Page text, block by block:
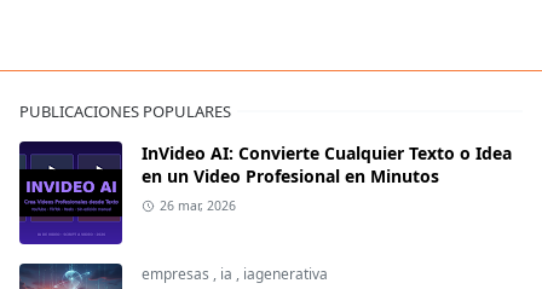
PUBLICACIONES POPULARES
InVideo AI: Convierte Cualquier Texto o Idea
en un Video Profesional en Minutos
26 mar, 2026
empresas , ia , iagenerativa